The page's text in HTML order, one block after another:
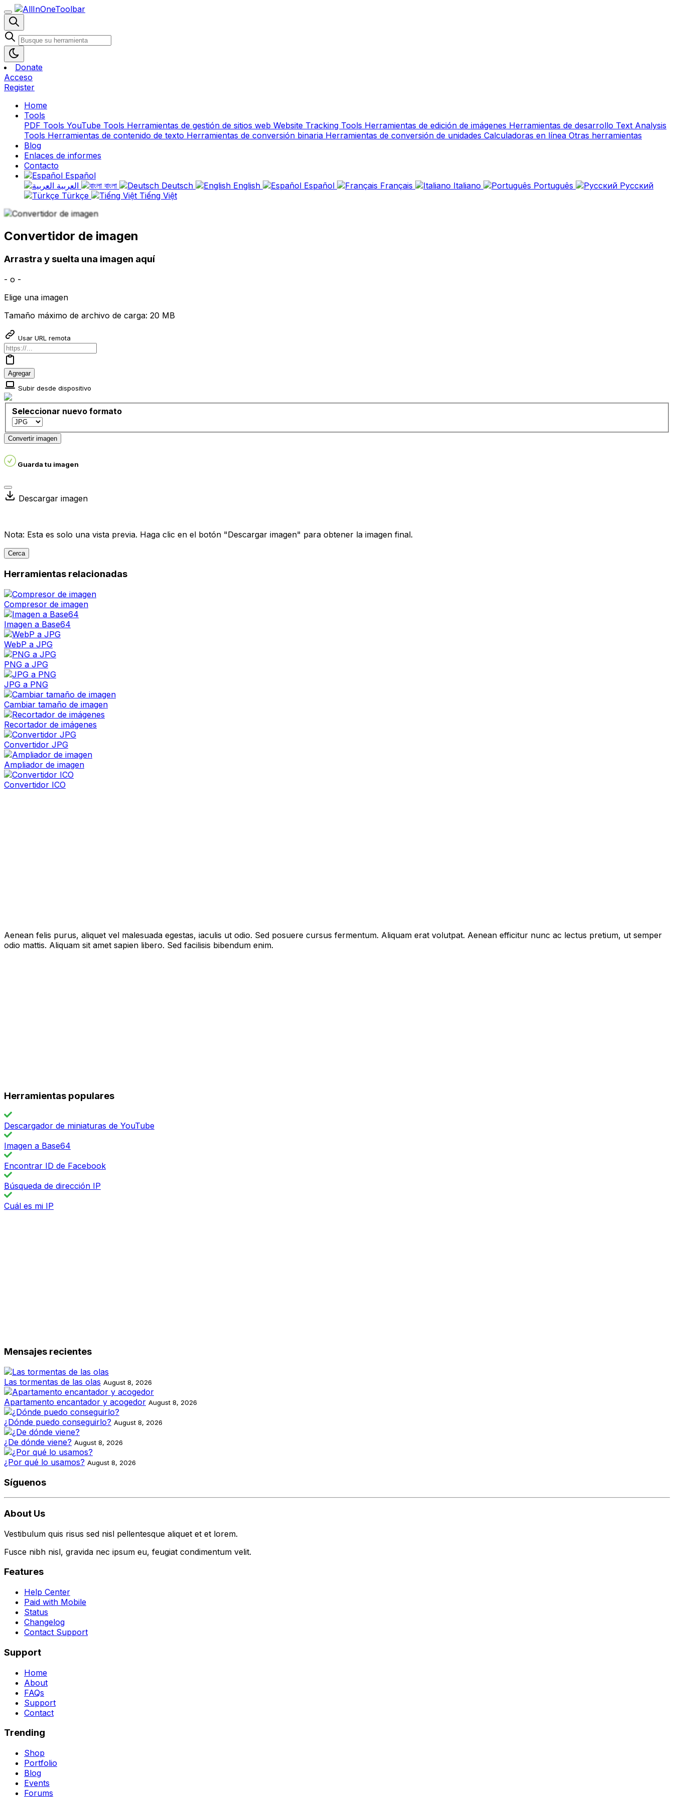
Donate
Acceso
Register
Home
Tools
PDF Tools YouTube Tools Herramientas de gestión de sitios web Website Tracking Tools Herramientas de edición de imágenes Herramientas de desarrollo Text Analysis
Tools Herramientas de contenido de texto Herramientas de conversión binaria Herramientas de conversión de unidades Calculadoras en línea Otras herramientas
Blog
Enlaces de informes
Contacto
Español
বাংলা Deutsch English Español Français Italiano Português
Русский
Türkçe
Tiếng Việt
Convertidor de imagen
Arrastra y suelta una imagen aquí
- o -
Elige una imagen
Tamaño máximo de archivo de carga: 20 MB
Usar URL remota
Agregar
Subir desde dispositivo
Seleccionar nuevo formato
Convertir imagen
Guarda tu imagen
Descargar imagen
Nota: Esta es solo una vista previa. Haga clic en el botón "Descargar imagen" para obtener la imagen final.
Cerca
Herramientas relacionadas
Compresor de imagen
Imagen a Base64
WebP a JPG
PNG a JPG
JPG a PNG
Cambiar tamaño de imagen
Recortador de imágenes
Convertidor JPG
Ampliador de imagen
Convertidor ICO
Aenean felis purus, aliquet vel malesuada egestas, iaculis ut odio. Sed posuere cursus fermentum. Aliquam erat volutpat. Aenean efficitur nunc ac lectus pretium, ut semper
odio mattis. Aliquam sit amet sapien libero. Sed facilisis bibendum enim.
Herramientas populares
Descargador de miniaturas de YouTube
Imagen a Base64
Encontrar ID de Facebook
Búsqueda de dirección IP
Cuál es mi IP
Mensajes recientes
Las tormentas de las olas August 8, 2026
Apartamento encantador y acogedor August 8, 2026
¿Dónde puedo conseguirlo? August 8, 2026
¿De dónde viene? August 8, 2026
¿Por qué lo usamos? August 8, 2026
Síguenos
About Us
Vestibulum quis risus sed nisl pellentesque aliquet et et lorem.
Fusce nibh nisl, gravida nec ipsum eu, feugiat condimentum velit.
Features
Help Center
Paid with Mobile
Status
Changelog
Contact Support
Support
Home
About
FAQs
Support
Contact
Trending
Shop
Portfolio
Blog
Events
Forums